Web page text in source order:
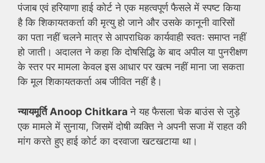
पंजाब एवं हरियाणा हाई कोर्ट ने एक महत्वपूर्ण फैसले में स्पष्ट किया
है कि शिकायतकर्ता की मृत्यु हो जाने और उसके कानूनी वारिसों
का पता नहीं चलने मात्र से आपराधिक कार्यवाही स्वतः समाप्त नहीं
हो जाती। अदालत ने कहा कि दोषसिद्धि के बाद अपील या पुनरीक्षण
के स्तर पर मामला केवल इस आधार पर खत्म नहीं माना जा सकता
कि मूल शिकायतकर्ता अब जीवित नहीं है।
न्यायमूर्ति Anoop Chitkaraने यह फैसला चेक बाउंस से जुड़े
एक मामले में सुनाया, जिसमें दोषी व्यक्ति ने अपनी सजा में राहत की
मांग करते हुए हाई कोर्ट का दरवाजा खटखटाया था।